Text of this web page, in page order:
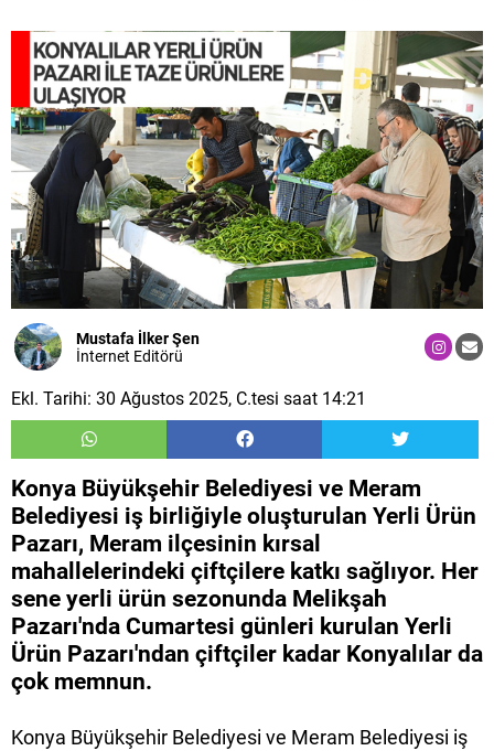
Mustafa İlker Şen
İnternet Editörü
Ekl. Tarihi: 30 Ağustos 2025, C.tesi saat 14:21
Konya Büyükşehir Belediyesi ve Meram
Belediyesi iş birliğiyle oluşturulan Yerli Ürün
Pazarı, Meram ilçesinin kırsal
mahallelerindeki çiftçilere katkı sağlıyor. Her
sene yerli ürün sezonunda Melikşah
Pazarı'nda Cumartesi günleri kurulan Yerli
Ürün Pazarı'ndan çiftçiler kadar Konyalılar da
çok memnun.
Konya Büyükşehir Belediyesi ve Meram Belediyesi iş